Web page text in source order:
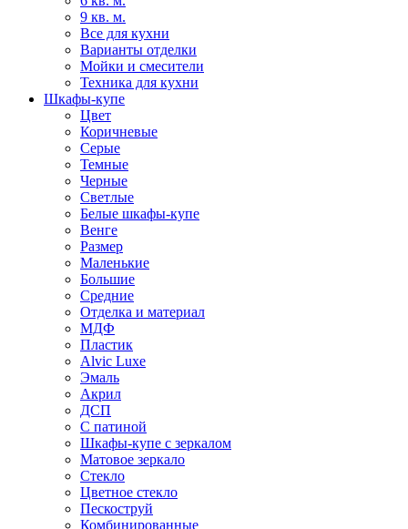
9 кв. м.
Все для кухни
Варианты отделки
Мойки и смесители
Техника для кухни
Шкафы-купе
Цвет
Коричневые
Серые
Темные
Черные
Светлые
Белые шкафы-купе
Венге
Размер
Маленькие
Большие
Средние
Отделка и материал
МДФ
Пластик
Alvic Luxe
Эмаль
Акрил
ДСП
С патиной
Шкафы-купе с зеркалом
Матовое зеркало
Стекло
Цветное стекло
Пескоструй
Комбинированные